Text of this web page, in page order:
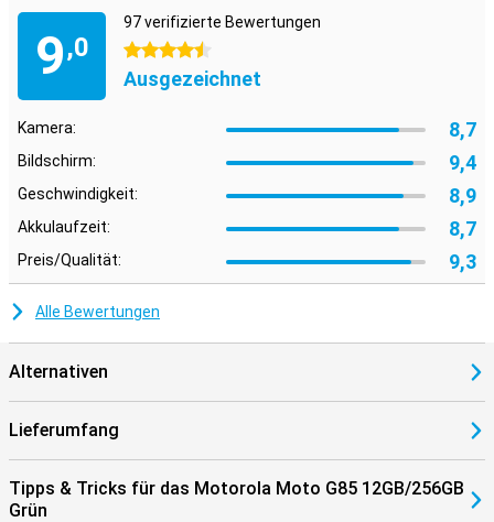
9,0
97 verifizierte Bewertungen
4.5 Sterne
Ausgezeichnet
Kamera: 8,7
Bildschirm: 9,4
Geschwindigkeit: 8,9
Akkulaufzeit: 8,7
Preis/Qualität: 9,3
Alle Bewertungen
Alternativen
Lieferumfang
Tipps & Tricks für das Motorola Moto G85 12GB/256GB
Grün